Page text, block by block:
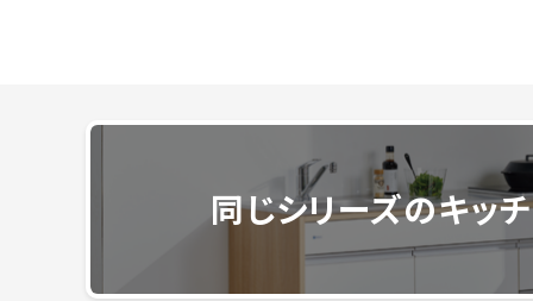
同じシリーズのキッ